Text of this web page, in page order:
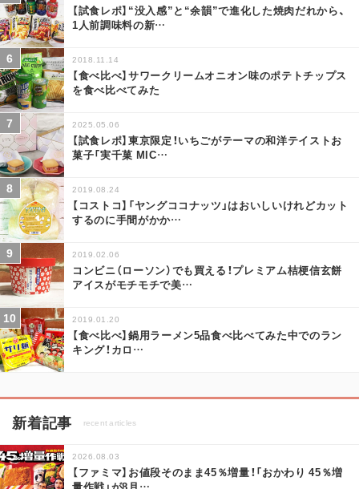
【試食レポ】“没入感”と“余韻”で進化した焼肉だれから、
1人前調味料の新…
2018.11.14
【食べ比べ】サワークリームオニオン味のポテトチップス
を食べ比べてみた
2025.05.06
【試食レポ】東京限定！いちごがテーマの和洋テイストお
菓子「実千菓 MIC…
2019.08.24
【コストコ】「ヤングココナッツ」はおいしいけれどカット
するのに手間がかか…
2019.02.06
コンビニ（ローソン）でも買える！プレミアム桔梗信玄餅
アイスがモチモチで美…
2019.01.20
【食べ比べ】鍋用ラーメン5品食べ比べてみた中でのラン
キング！カロ …
新着記事 recent articles
2026.08.03
【ファミマ】お値段そのまま45％増量！「おかわり 45％増